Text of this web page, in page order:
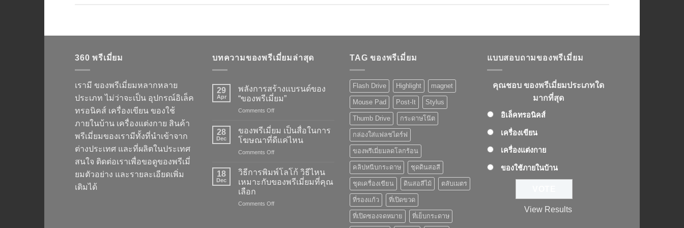
360 พรีเมี่ยม
เรามี ของพรีเมี่ยมหลากหลาย
ประเภท ไม่ว่าจะเป็น อุปกรณ์อิเล็ค
ทรอนิคส์ เครื่องเขียน ของใช้
ภายในบ้าน เครื่องแต่งกาย สินค้า
พรีเมี่ยมของเรามีทั้งที่นำเข้าจาก
ต่างประเทศ และที่ผลิตในประเทศ
สนใจ ติดต่อเราเพื่อขอดูของพรีเมี่
ยมตัวอย่าง และรายละเอียดเพิ่ม
เติมได้
บทความของพรีเมี่ยมล่าสุด
29
Apr
พลังการสร้างแบรนด์ของ
“ของพรีเมี่ยม”
Comments Offon
สร้าง
แบรนด์
ของ
พรี
เมี่
28
Dec
ของพรีเมี่ยม เป็นสื่อในการ
โฆษณาที่ดีแค่ไหน
Comments Offon
พรี
ยม
สื่อ
18
Dec
วิธีการพิมพ์โลโก้ วิธีไหน
เหมาะกับของพรีเมี่ยมที่คุณ
เลือก
Comments Offon
TAG ของพรีเมี่ยม
Flash Drive Highlight magnet
Mouse Pad Post-It Stylus
Thumb Drive กระดาษโน๊ต
กล่องใส่แฟลชไดร์ฟ
ของพรีเมี่ยมลดโลกร้อน
คลิปหนีบกระดาษ ชุดดินสอสี
ชุดเครื่องเขียน ดินสอสีไม้ ตลับเมตร
ที่รองแก้ว ที่เปิดขวด
ที่เปิดซองจดหมาย ที่เย็บกระดาษ
แบบสอบถามของพรีเมี่ยม
คุณชอบ ของพรีเมี่ยมประเภทใด
มากที่สุด
อิเล็คทรอนิคส์
เครื่องเขียน
เครื่องแต่งกาย
ของใช้ภายในบ้าน
View Results